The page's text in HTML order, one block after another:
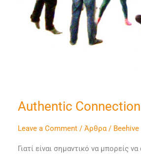
Authentic Connection
Leave a Comment /Άρθρα/ Beehive
Γιατί είναι σημαντικό να μπορείς